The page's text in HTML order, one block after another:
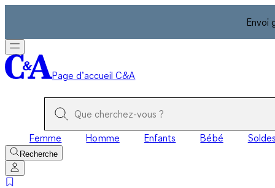
Envoi
Page d’accueil C&A
Femme Homme Enfants Bébé Soldes
Recherche